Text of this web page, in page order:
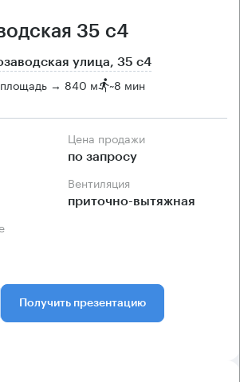
35 с4
улица, 35 с4
→ 840 м ~8 мин
Цена продажи
по запросу
Вентиляция
приточно-вытяжная
Получить презентацию